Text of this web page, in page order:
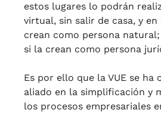
estos lugares lo podrán
virtual, sin salir de casa, y
crean como persona
si la crean como persona
Es por ello que la VUE se ha
aliado en la simplificación y
los procesos empresariales